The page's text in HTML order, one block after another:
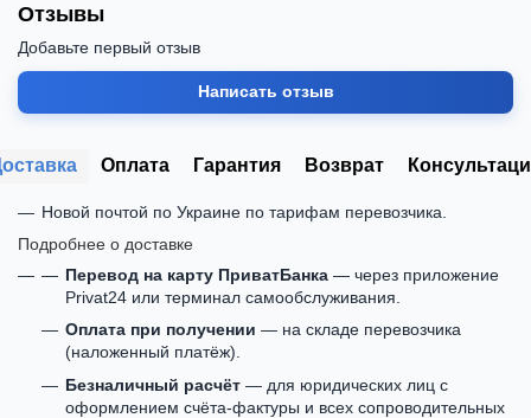
Отзывы
Добавьте первый отзыв
Написать отзыв
Оплата Гарантия Возврат
Новой почтой по Украине по тарифам перевозчика.
Подробнее о доставке
Перевод на карту ПриватБанка — через приложение
Privat24 или терминал самообслуживания.
Оплата при получении — на складе перевозчика
(наложенный платёж).
Безналичный расчёт — для юридических лиц с
оформлением счёта-фактуры и всех сопроводительных